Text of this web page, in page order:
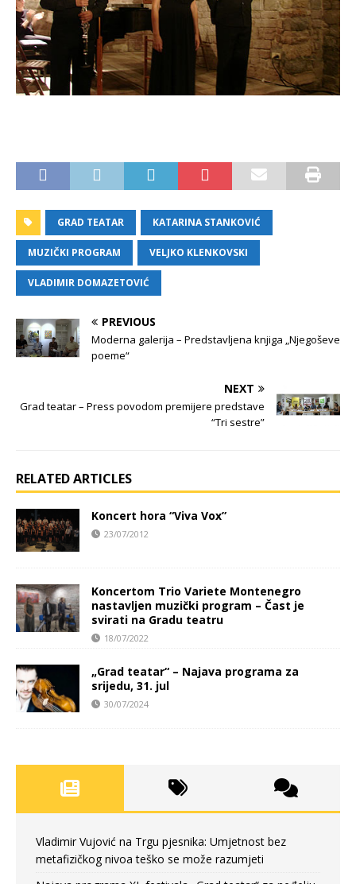
GRAD TEATAR KATARINA STANKOVIĆ
MUZIČKI PROGRAM VELJKO KLENKOVSKI
VLADIMIR DOMAZETOVIĆ
PREVIOUS
Moderna galerija – Predstavljena knjiga „Njegoševe
poeme“
NEXT
Grad teatar – Press povodom premijere predstave
“Tri sestre”
RELATED ARTICLES
Koncert hora “Viva Vox”
23/07/2012
Koncertom Trio Variete Montenegro
nastavljen muzički program – Čast je
svirati na Gradu teatru
18/07/2022
„Grad teatar“ – Najava programa za
srijedu, 31. jul
30/07/2024
Vladimir Vujović na Trgu pjesnika: Umjetnost bez
metafizičkog nivoa teško se može razumjeti